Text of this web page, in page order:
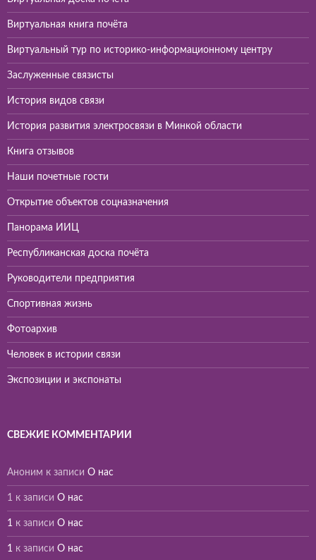
Виртуальная книга почёта
Виртуальный тур по историко-информационному центру
Заслуженные связисты
История видов связи
История развития электросвязи в Минкой области
Книга отзывов
Наши почетные гости
Открытие объектов соцназначения
Панорама ИИЦ
Республиканская доска почёта
Руководители предприятия
Спортивная жизнь
Фотоархив
Человек в истории связи
Экспозиции и экспонаты
СВЕЖИЕ КОММЕНТАРИИ
Аноним к записи О нас
1 к записи О нас
1 к записи О нас
1 к записи О нас